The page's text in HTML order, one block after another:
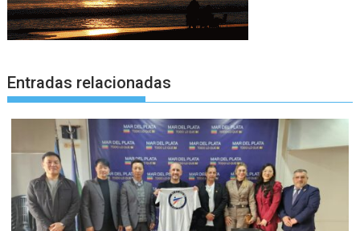
Entradas relacionadas